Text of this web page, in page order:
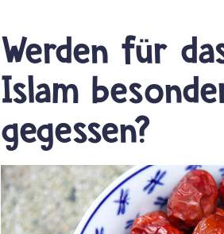
Werden für
Islam
gegessen?